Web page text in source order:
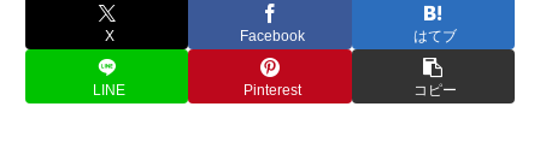
X Facebook はてブ
LINE Pinterest コピー